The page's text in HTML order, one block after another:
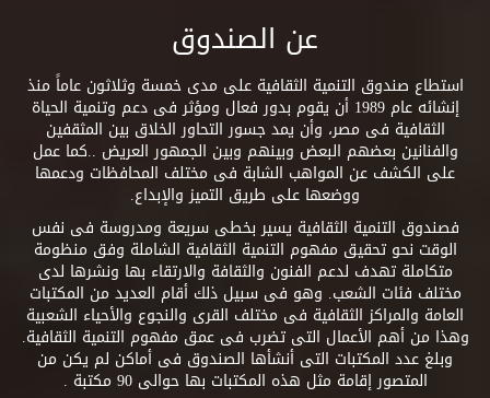
عن الصندوق
استطاع صندوق التنمية الثقافية على مدى خمسة وثلاثون عاماً منذ
إنشائه عام 1989 أن يقوم بدور فعال ومؤثر فى دعم وتنمية الحياة
الثقافية فى مصر، وأن يمد جسور التحاور الخلاق بين المثقفين
والفنانين بعضهم البعض وبينهم وبين الجمهور العريض ..كما عمل
على الكشف عن المواهب الشابة فى مختلف المحافظات ودعمها
ووضعها على طريق التميز والإبداع.
فصندوق التنمية الثقافية يسير بخطى سريعة ومدروسة فى نفس
الوقت نحو تحقيق مفهوم التنمية الثقافية الشاملة وفق منظومة
متكاملة تهدف لدعم الفنون والثقافة والارتقاء بها ونشرها لدى
مختلف فئات الشعب. وهو فى سبيل ذلك أقام العديد من المكتبات
العامة والمراكز الثقافية فى مختلف القرى والنجوع والأحياء الشعبية
وهذا من أهم الأعمال التى تضرب فى عمق مفهوم التنمية الثقافية.
وبلغ عدد المكتبات التى أنشأها الصندوق فى أماكن لم يكن من
المتصور إقامة مثل هذه المكتبات بها حوالى 90 مكتبة .